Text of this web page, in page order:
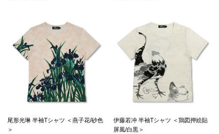
尾形光琳 半袖Tシャツ ＜燕子花/砂色
＞
伊藤若冲 半袖Tシャツ ＜鶏図押絵貼
屏風/白黒＞